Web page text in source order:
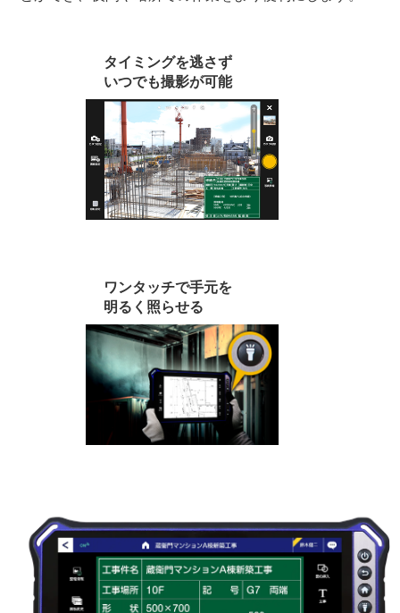
タイミングを逃さず
いつでも撮影が可能
ワンタッチで手元を
明るく照らせる